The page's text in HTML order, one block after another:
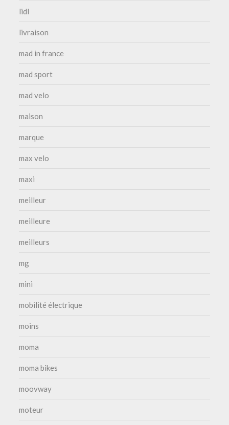
lidl
livraison
mad in france
mad sport
mad velo
maison
marque
max velo
maxi
meilleur
meilleure
meilleurs
mg
mini
mobilité électrique
moins
moma
moma bikes
moovway
moteur